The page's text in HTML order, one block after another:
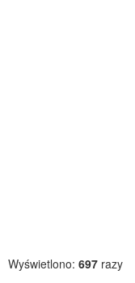
Wyświetlono: 697 razy